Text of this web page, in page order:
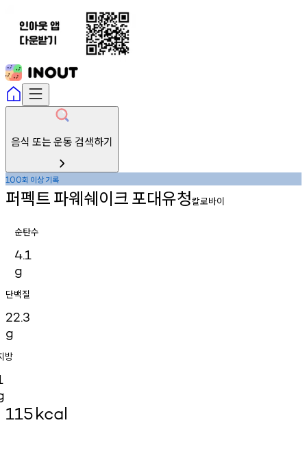
음식 또는 운동 검색하기
100회 이상기록
퍼펙트파웨쉐이크포대유청칼로바이
순탄수
4.1
g
단백질
22.3
g
방
115kcal